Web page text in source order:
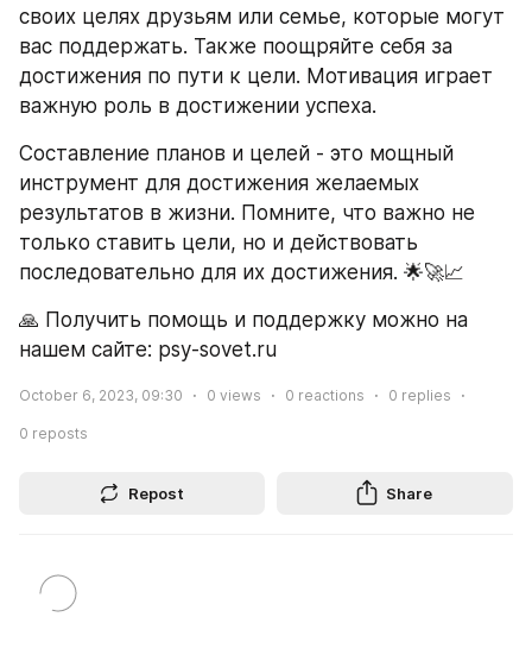
своих целях друзьям или семье, которые могут
вас поддержать. Также поощряйте себя за
достижения по пути к цели. Мотивация играет
важную роль в достижении успеха.
Составление планов и целей - это мощный
инструмент для достижения желаемых
результатов в жизни. Помните, что важно не
только ставить цели, но и действовать
последовательно для их достижения. 🌟🚀📈
🙏 Получить помощь и поддержку можно на
нашем сайте: psy-sovet.ru
October 6, 2023, 09:30 0 views 0 reactions 0 replies
0 reposts
Repost Share